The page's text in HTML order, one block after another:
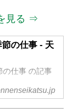
見る ⇒
の仕事 - 天
の仕事 の記事